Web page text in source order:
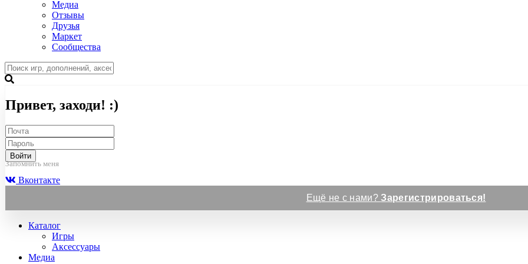
Медиа
Отзывы
Друзья
Маркет
Сообщества
Привет, заходи! :)
Войти
Запомнить меня
Вконтакте
Ещё не с нами?Зарегистрироваться!
Каталог
Игры
Аксессуары
Медиа